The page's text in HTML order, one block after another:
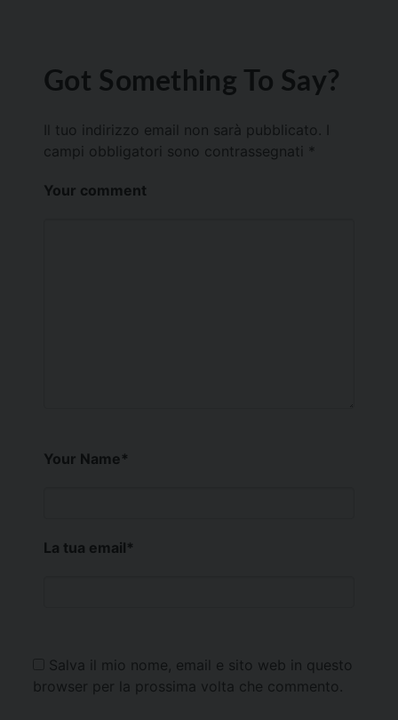
Got Something To Say?
Il tuo indirizzo email non sarà pubblicato.
campi obbligatori sono contrassegnati *
Your comment
Your Name*
La tua email*
Salva il mio nome, email e sito web in questo
browser per la prossima volta che commento.